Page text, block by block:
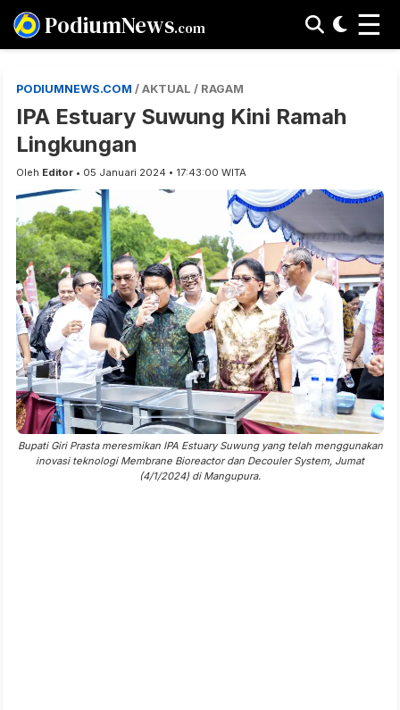
PodiumNews.com ☰
PODIUMNEWS.COM / AKTUAL / RAGAM
IPA Estuary Suwung Kini Ramah
Lingkungan
Oleh Editor • 05 Januari 2024 • 17:43:00 WITA
Bupati Giri Prasta meresmikan IPA Estuary Suwung yang telah menggunakan
inovasi teknologi Membrane Bioreactor dan Decouler System, Jumat
(4/1/2024) di Mangupura.